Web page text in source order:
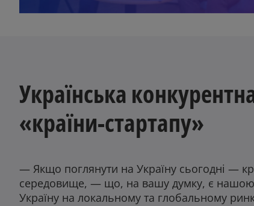
i
n
a
t
a
Українська
«країни-стартапу»
— Якщо поглянути на Україну сьогодні —
середовище, — що, на вашу думку, є
Україну на локальному та глобальному